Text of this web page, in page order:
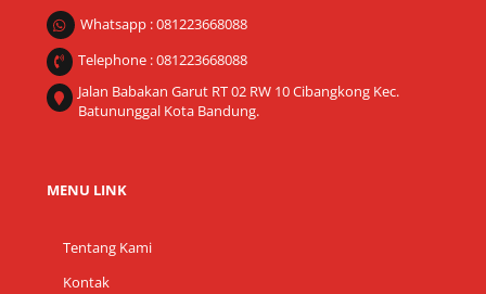
Whatsapp : 081223668088
Telephone : 081223668088
Jalan Babakan Garut RT 02 RW 10 Cibangkong Kec.
Batununggal Kota Bandung.
MENU LINK
Tentang Kami
Kontak